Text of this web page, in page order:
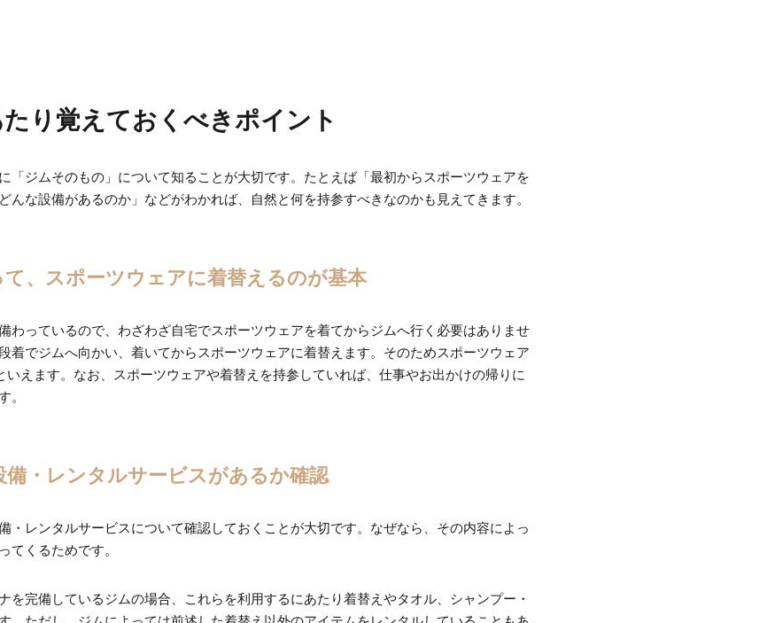
り覚えておくべきポイント
「ジムそのもの」について知ることが大切です。たとえば「最初からスポーツウェアを
んな設備があるのか」などがわかれば、自然と何を持参すべきなのかも見えてきます。
、スポーツウェアに着替えるのが基本
わっているので、わざわざ自宅でスポーツウェアを着てからジムへ行く必要はありませ
着でジムへ向かい、着いてからスポーツウェアに着替えます。そのためスポーツウェア
いえます。なお、スポーツウェアや着替えを持参していれば、仕事やお出かけの帰りに
。
・レンタルサービスがあるか確認
・レンタルサービスについて確認しておくことが大切です。なぜなら、その内容によっ
てくるためです。
を完備しているジムの場合、これらを利用するにあたり着替えやタオル、シャンプー・